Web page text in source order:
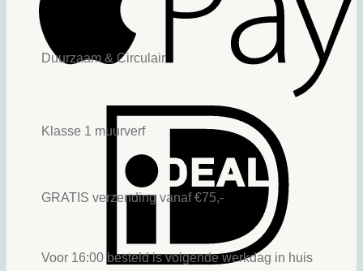
Duurzaam & Circulair
Klasse 1 muurverf
GRATIS verzending vanaf €75,-
Voor 16:00 besteld is volgende werkdag in huis